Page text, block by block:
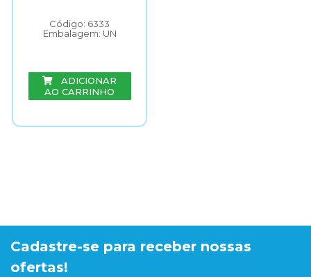
Código: 6333
Embalagem: UN
ADICIONAR
AO CARRINHO
Cadastre-se para receber nossas
ofertas!